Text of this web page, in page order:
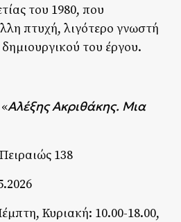
του 1980, που
πτυχή, λιγότερο γνωστή
του έργου.
Αλέξης Ακριθάκης. Μια
138
Κυριακή: 10.00-18.00,